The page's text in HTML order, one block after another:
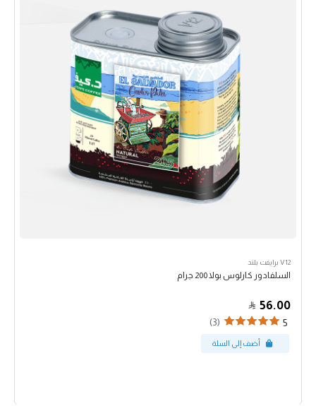
V12 برايفت بلند
السلفادور كارلوس بولا 200 جرام
56.00
5
(3)